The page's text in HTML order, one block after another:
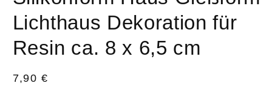
Lichthaus Dekoration für
Resin ca. 8 x 6,5 cm
Normaler
7,90 €